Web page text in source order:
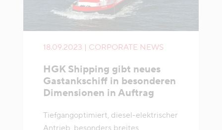
18.09.2023 | CORPORATE NEWS
HGK Shipping gibt neues
Gastankschiff in besonderen
Dimensionen in Auftrag
Tiefgangoptimiert, diesel-elektrischer
Antrieb, besonders breites